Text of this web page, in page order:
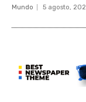
Mundo 5 agosto,